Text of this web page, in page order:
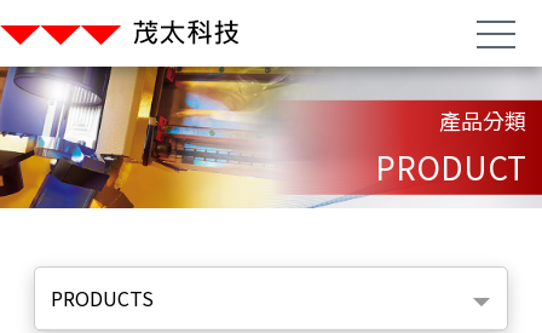
產品分類
PRODUCT
PRODUCTS